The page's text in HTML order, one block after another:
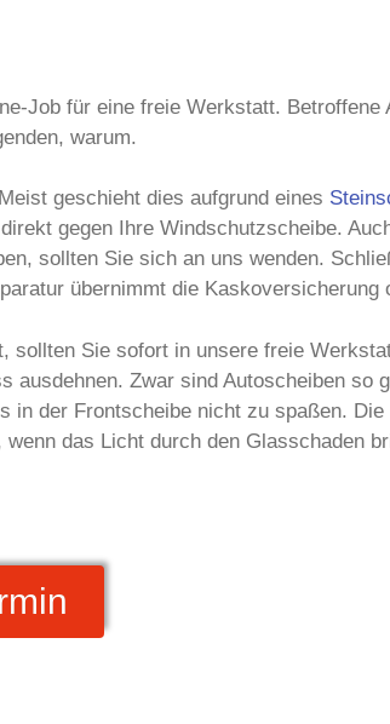
Job für eine freie Werkstatt. Betroffene
warum.
geschieht dies aufgrund eines
gegen Ihre Windschutzscheibe.
sollten Sie sich an uns wenden.
übernimmt die Kaskoversicherung
sollten Sie sofort in unsere freie
ausdehnen. Zwar sind Autoscheiben so
in der Frontscheibe nicht zu spaßen.
das Licht durch den Glasschaden